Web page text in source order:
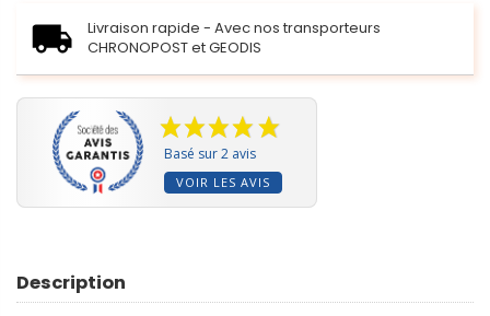
Livraison rapide - Avec nos transporteurs
CHRONOPOST et GEODIS
Basé sur 2 avis
VOIR LES AVIS
Description